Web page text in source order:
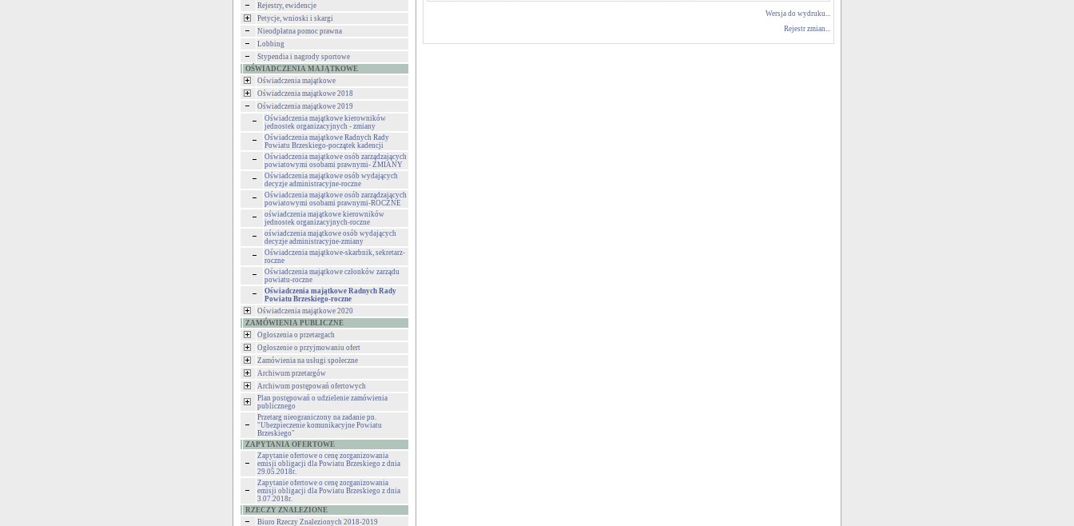
Rejestry, ewidencje
Petycje, wnioski i skargi
Nieodpłatna pomoc prawna
Lobbing
Stypendia i nagrody sportowe
OŚWIADCZENIA MAJĄTKOWE
Oświadczenia majątkowe
Oświadczenia majątkowe 2018
Oświadczenia majątkowe 2019
Oświadczenia majątkowe kierowników
jednostek organizacyjnych - zmiany
Oświadczenia majątkowe Radnych Rady
Powiatu Brzeskiego-początek kadencji
Oświadczenia majątkowe osób zarządzających
powiatowymi osobami prawnymi- ZMIANY
Oświadczenia majątkowe osób wydających
decyzje administracyjne-roczne
Oświadczenia majątkowe osób zarządzających
powiatowymi osobami prawnymi-ROCZNE
oświadczenia majątkowe kierowników
jednostek organizacyjnych-roczne
oświadczenia majątkowe osób wydających
decyzje administracyjne-zmiany
Oświadczenia majątkowe-skarbnik, sekretarz-
roczne
Oświadczenia majątkowe członków zarządu
powiatu-roczne
Oświadczenia majątkowe Radnych Rady
Powiatu Brzeskiego-roczne
Oświadczenia majątkowe 2020
ZAMÓWIENIA PUBLICZNE
Ogłoszenia o przetargach
Ogłoszenie o przyjmowaniu ofert
Zamówienia na usługi społeczne
Archiwum przetargów
Archiwum postępowań ofertowych
Plan postępowań o udzielenie zamówienia
publicznego
Przetarg nieograniczony na zadanie pn.
"Ubezpieczenie komunikacyjne Powiatu
Brzeskiego"
ZAPYTANIA OFERTOWE
Zapytanie ofertowe o cenę zorganizowania
emisji obligacji dla Powiatu Brzeskiego z dnia
29.05.2018r.
Zapytanie ofertowe o cenę zorganizowania
emisji obligacji dla Powiatu Brzeskiego z dnia
3.07.2018r.
RZECZY ZNALEZIONE
Biuro Rzeczy Znalezionych 2018-2019
Wersja do wydruku...
Rejestr zmian...